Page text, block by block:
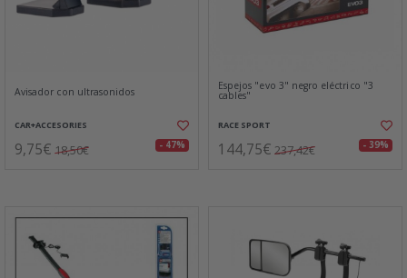
Avisador con ultrasonidos
CAR+ACCESORIES
9,75€ 18,50€ - 47%
Espejos "evo 3" negro eléctrico "3
cables"
RACE SPORT
144,75€ 237,42€ - 39%